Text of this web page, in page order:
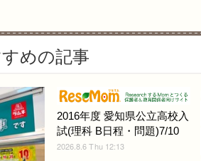
めの記事
2016年度 愛知県公立高校入
試(理科 B日程・問題)7/10
2026.8.6 Thu 12:13